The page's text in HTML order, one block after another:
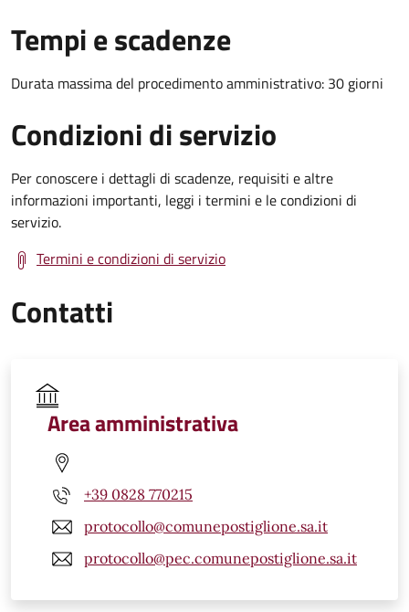
Tempi e scadenze
Durata massima del procedimento amministrativo: 30 giorni
Condizioni di servizio
Per conoscere i dettagli di scadenze, requisiti e altre
informazioni importanti, leggi i termini e le condizioni di
servizio.
Termini e condizioni di servizio
Contatti
Area amministrativa
+39 0828 770215
protocollo@comunepostiglione.sa.it
protocollo@pec.comunepostiglione.sa.it